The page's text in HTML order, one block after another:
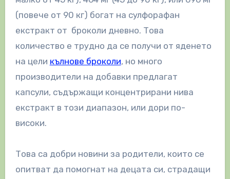
(повече от 90 кг) богат на сулфорафан
екстракт от броколи дневно. Това
количество е трудно да се получи от яденето
на цели кълнове броколи, но много
производители на добавки предлагат
капсули, съдържащи концентрирани нива
екстракт в този диапазон, или дори по-
високи.
Това са добри новини за родители, които се
опитват да помогнат на децата си, страдащи